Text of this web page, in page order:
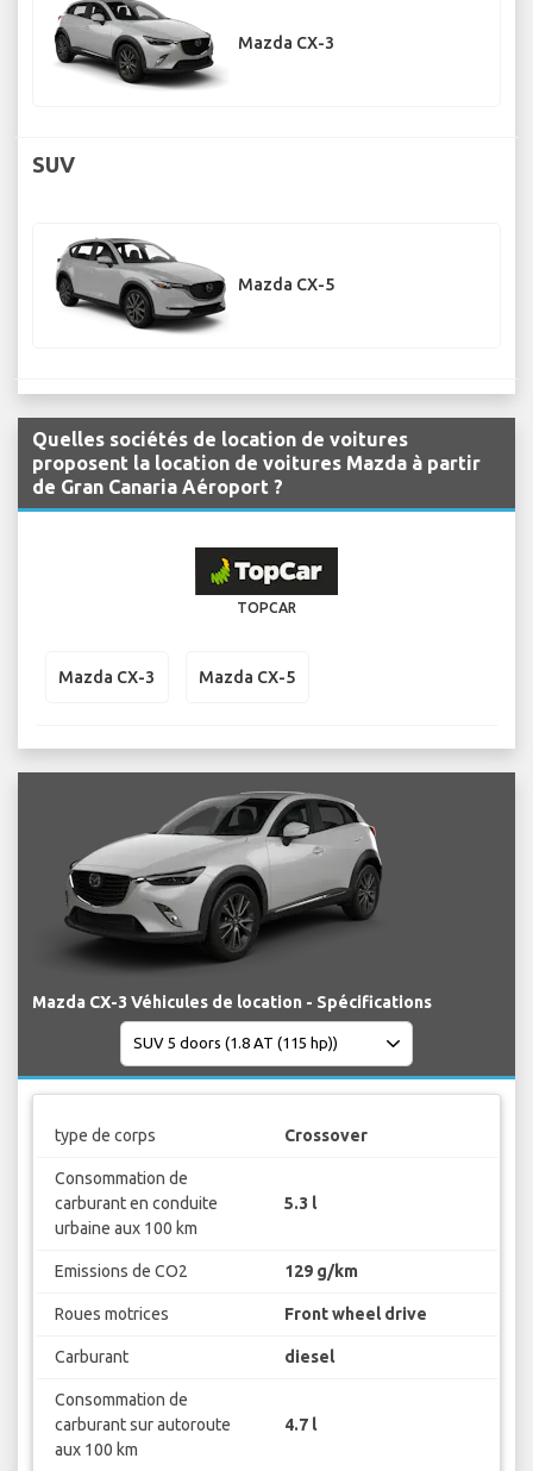
Mazda CX-3
SUV
Mazda CX-5
Quelles sociétés de location de voitures
proposent la location de voitures Mazda à partir
de Gran Canaria Aéroport ?
TOPCAR
Mazda CX-3 Mazda CX-5
Mazda CX-3 Véhicules de location - Spécifications
type de corps Crossover
Consommation de
carburant en conduite
urbaine aux 100 km
5.3 l
Emissions de CO2 129 g/km
Roues motrices Front wheel drive
Carburant diesel
Consommation de
carburant sur autoroute
aux 100 km
4.7 l